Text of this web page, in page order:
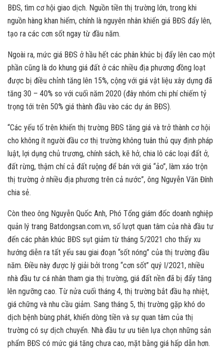
BĐS, tìm cơ hội giao dịch. Nguồn tiền thị trường lớn, trong khi
nguồn hàng khan hiếm, chính là nguyên nhân khiến giá BĐS đẩy lên,
tạo ra các cơn sốt ngay từ đầu năm.
Ngoài ra, mức giá BĐS ở hầu hết các phân khúc bị đẩy lên cao một
phần cũng là do khung giá đất ở các nhiều địa phương đồng loạt
được bị điều chỉnh tăng lên 15%, cộng với giá vật liệu xây dựng đã
tăng 30 – 40% so với cuối năm 2020 (đây nhóm chi phí chiếm tỷ
trọng tới trên 50% giá thành đầu vào các dự án BĐS).
“Các yếu tố trên khiến thị trường BĐS tăng giá và trở thành cơ hội
cho không ít người đầu cơ thị trường không tuân thủ quy định pháp
luật, lợi dụng chủ trương, chính sách, kẽ hở, chia lô các loại đất ở,
đất rừng, thậm chí cả đất ruộng để bán với giá “ảo”, làm xáo trộn
thị trường ở nhiều địa phương trên cả nước”, ông Nguyễn Văn Đính
chia sẻ.
Còn theo ông Nguyễn Quốc Anh, Phó Tổng giám đốc doanh nghiệp
quản lý trang Batdongsan.com.vn, số lượt quan tâm của nhà đầu tư
đến các phân khúc BĐS sụt giảm từ tháng 5/2021 cho thấy xu
hướng diễn ra tất yếu sau giai đoạn “sốt nóng” của thị trường đầu
năm. Điều này được lý giải bởi trong “cơn sốt” quý I/2021, nhiều
nhà đầu tư cá nhân tham gia thị trường, giá đất nền đã bị đẩy tăng
lên ngưỡng cao. Từ nửa cuối tháng 4, thị trường bắt đầu hạ nhiệt,
giá chững và nhu cầu giảm. Sang tháng 5, thị trường gặp khó do
dịch bệnh bùng phát, khiến dòng tiền và sự quan tâm của thị
trường có sự dịch chuyển. Nhà đầu tư ưu tiên lựa chọn những sản
phẩm BĐS có mức giá tăng chưa cao, mặt bằng giá hấp dẫn hơn.